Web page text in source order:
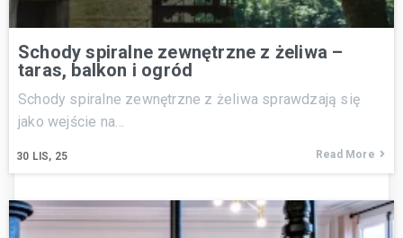
Schody spiralne zewnętrzne z żeliwa –
taras, balkon i ogród
30 LIS, 25
Schody spiralne zewnętrzne z żeliwa sprawdzają się
jako wejście na…
Read More